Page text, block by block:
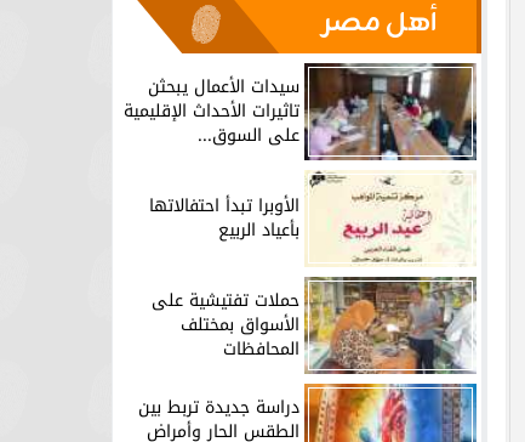
أهل مصر
سيدات الأعمال يبحثن
تاثيرات الأحداث الإقليمية
على السوق...
الأوبرا تبدأ احتفالاتها
بأعياد الربيع
حملات تفتيشية على
الأسواق بمختلف
المحافظات
دراسة جديدة تربط بين
الطقس الحار وأمراض